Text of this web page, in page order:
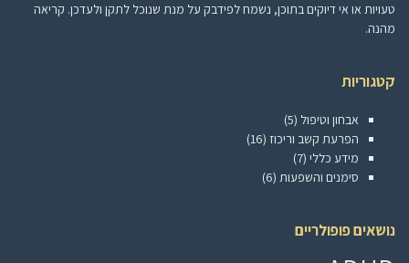
טעויות או אי דיוקים בתוכן, נשמח לפידבק על מנת שנוכל לתקן ולעדכן. קריאה
מהנה.
קטגוריות
אבחון וטיפול (5)
הפרעת קשב וריכוז (16)
מידע כללי (7)
סימנים והשפעות (6)
נושאים פופולריים